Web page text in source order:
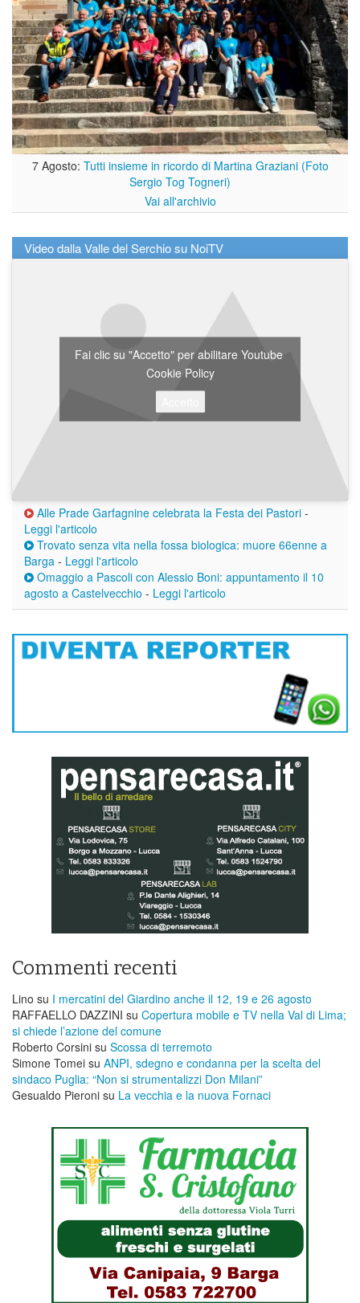
7 Agosto: Tutti insieme in ricordo di Martina Graziani (Foto
Sergio Tog Togneri)
Vai all'archivio
Video dalla Valle del Serchio su NoiTV
Fai clic su "Accetto" per abilitare Youtube
Cookie Policy
Alle Prade Garfagnine celebrata la Festa dei Pastori -
Leggi l'articolo
Trovato senza vita nella fossa biologica: muore 66enne a
Barga - Leggi l'articolo
Omaggio a Pascoli con Alessio Boni: appuntamento il 10
agosto a Castelvecchio - Leggi l'articolo
Commenti recenti
Lino su I mercatini del Giardino anche il 12, 19 e 26 agosto
RAFFAELLO DAZZINI su ​Copertura mobile e TV nella Val di Lima;
si chiede l’azione del comune
Roberto Corsini su Scossa di terremoto
Simone Tomei su ANPI, sdegno e condanna per la scelta del
sindaco Puglia: “Non si strumentalizzi Don Milani”
Gesualdo Pieroni su La vecchia e la nuova Fornaci